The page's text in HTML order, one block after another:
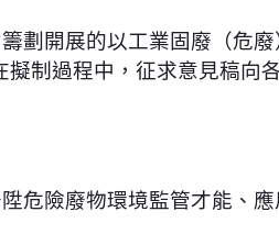
劃開展的以工業固廢（危
制過程中，征求意見稿向
危險廢物環境監管才能、